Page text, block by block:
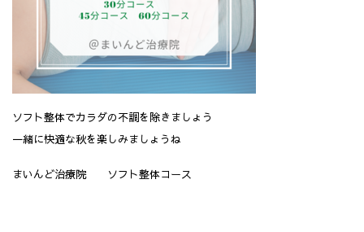
ソフト整体でカラダの不調を除きましょう
一緒に快適な秋を楽しみましょうね
まいんど治療院 ソフト整体コース